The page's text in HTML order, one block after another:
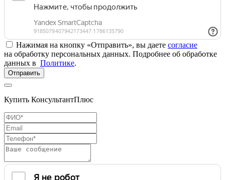
Нажимая на кнопку «Отправить», вы даете согласие
на обработку персональных данных. Подробнее об обработке
данных в Политике.
Отправить
Купить КонсультантПлюс